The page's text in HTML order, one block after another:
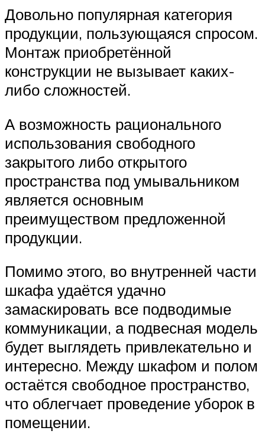
Довольно популярная категория
продукции, пользующаяся спросом.
Монтаж приобретённой
конструкции не вызывает каких-
либо сложностей.
А возможность рационального
использования свободного
закрытого либо открытого
пространства под умывальником
является основным
преимуществом предложенной
продукции.
Помимо этого, во внутренней части
шкафа удаётся удачно
замаскировать все подводимые
коммуникации, а подвесная модель
будет выглядеть привлекательно и
интересно. Между шкафом и полом
остаётся свободное пространство,
что облегчает проведение уборок в
помещении.